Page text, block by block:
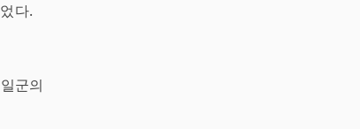
다.
군의